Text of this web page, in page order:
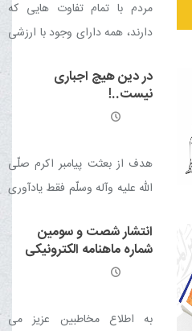
مردم با تمام تفاوت هايى كه
دارند، همه داراى وجود با ارزشى
همچون معادن گرانبهاست كه
بايد زير نظر معدن شناس
در دین هیچ اجباری
نیست..!
هدف از بعثت پيامبر اکرم صلّی
الله علیه وآله وسلّم فقط يادآورى
تسلّط و سلطه اى بر آن ها ندارد
انتشار شصت و سومین
شماره ماهنامه الکترونیکی
خبری - تحلیلی بلیغ
به اطلاع مخاطبین عزیز می